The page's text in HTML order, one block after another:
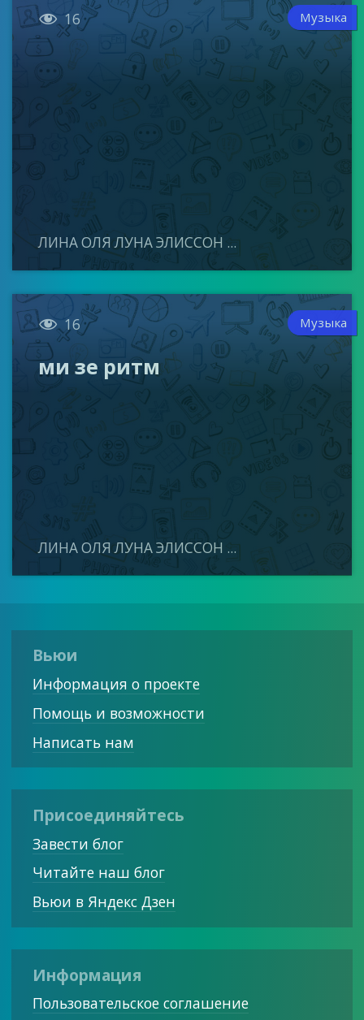
 16 Музыка
ЛИНА ОЛЯ ЛУНА ЭЛИССОН ...
 16 Музыка
ми зе ритм
ЛИНА ОЛЯ ЛУНА ЭЛИССОН ...
Вьюи
Информация о проекте
Помощь и возможности
Написать нам
Присоединяйтесь
Завести блог
Читайте наш блог
Вьюи в Яндекс Дзен
Информация
Пользовательское соглашение